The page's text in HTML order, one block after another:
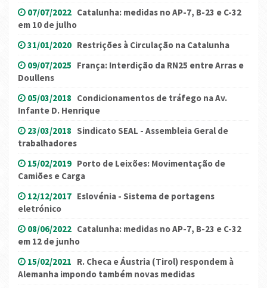
07/07/2022 Catalunha: medidas no AP-7, B-23 e C-32
em 10 de julho
31/01/2020 Restrições à Circulação na Catalunha
09/07/2025 França: Interdição da RN25 entre Arras e
Doullens
05/03/2018 Condicionamentos de tráfego na Av.
Infante D. Henrique
23/03/2018 Sindicato SEAL - Assembleia Geral de
trabalhadores
15/02/2019 Porto de Leixões: Movimentação de
Camiões e Carga
12/12/2017 Eslovénia - Sistema de portagens
eletrónico
08/06/2022 Catalunha: medidas no AP-7, B-23 e C-32
em 12 de junho
15/02/2021 R. Checa e Áustria (Tirol) respondem à
Alemanha impondo também novas medidas